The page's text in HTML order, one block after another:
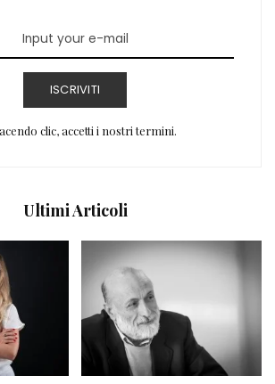
ISCRIVITI
clic, accetti i nostri termini.
Ultimi Articoli